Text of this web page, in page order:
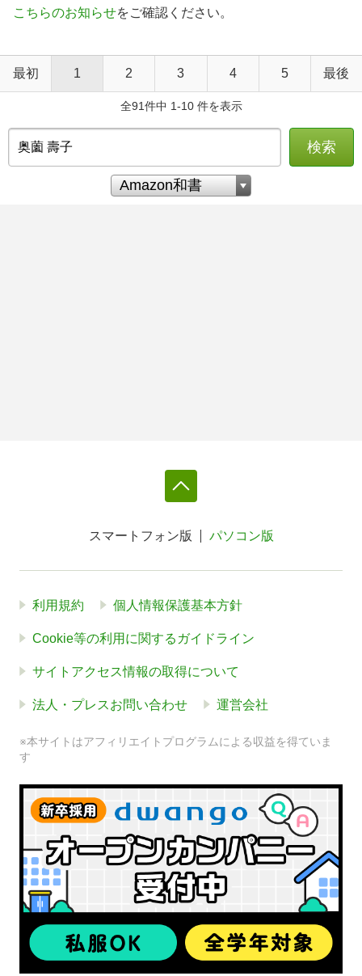
こちらのお知らせをご確認ください。
最初 1 2 3 4 5 最後
全91件中 1-10 件を表示
検索
スマートフォン版 パソコン版
利用規約 個人情報保護基本方針
Cookie等の利用に関するガイドライン
サイトアクセス情報の取得について
法人・プレスお問い合わせ 運営会社
※本サイトはアフィリエイトプログラムによる収益を得ていま
す